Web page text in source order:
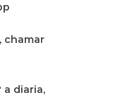
chamar
a diaria,